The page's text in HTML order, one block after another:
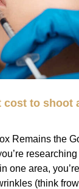
cost to shoot
Remains the
one area,
(think